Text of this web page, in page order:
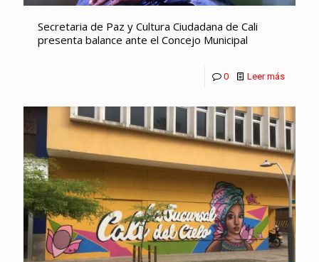
Secretaria de Paz y Cultura Ciudadana de Cali
presenta balance ante el Concejo Municipal
0 Leer más